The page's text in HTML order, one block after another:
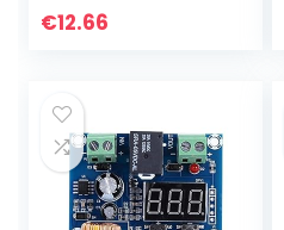
Meetbereik 8-16V
€12.66